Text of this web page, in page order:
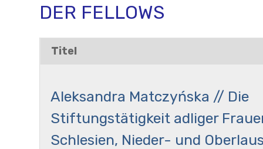
DER FELLOWS
Titel
Aleksandra Matczyńska // Die
Stiftungstätigkeit adliger
Schlesien, Nieder- und